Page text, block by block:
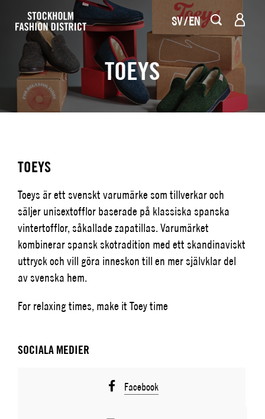
SV EN
TOEYS
TOEYS
Toeys är ett svenskt varumärke som tillverkar och
säljer unisextofflor baserade på klassiska spanska
vintertofflor, såkallade zapatillas. Varumärket
kombinerar spansk skotradition med ett skandinaviskt
uttryck och vill göra inneskon till en mer självklar del
av svenska hem.
For relaxing times, make it Toey time
SOCIALA MEDIER
Facebook